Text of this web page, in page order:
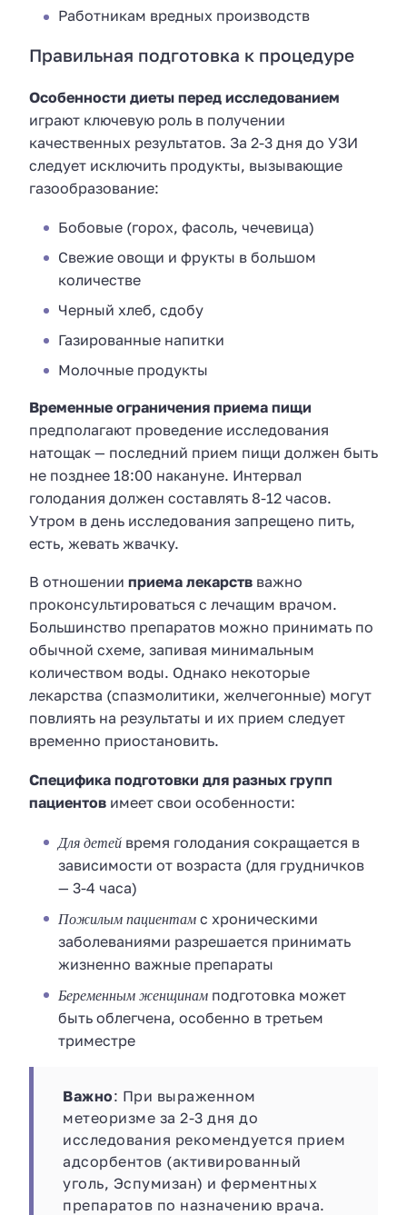
Работникам вредных производств
Правильная подготовка к процедуре
Особенности диеты перед исследованием
играют ключевую роль в получении
качественных результатов. За 2-3 дня до УЗИ
следует исключить продукты, вызывающие
газообразование:
Бобовые (горох, фасоль, чечевица)
Свежие овощи и фрукты в большом
количестве
Черный хлеб, сдобу
Газированные напитки
Молочные продукты
Временные ограничения приема пищи
предполагают проведение исследования
натощак — последний прием пищи должен быть
не позднее 18:00 накануне. Интервал
голодания должен составлять 8-12 часов.
Утром в день исследования запрещено пить,
есть, жевать жвачку.
В отношении приема лекарств важно
проконсультироваться с лечащим врачом.
Большинство препаратов можно принимать по
обычной схеме, запивая минимальным
количеством воды. Однако некоторые
лекарства (спазмолитики, желчегонные) могут
повлиять на результаты и их прием следует
временно приостановить.
Специфика подготовки для разных групп
пациентов имеет свои особенности:
Для детей время голодания сокращается в
зависимости от возраста (для грудничков
— 3-4 часа)
Пожилым пациентам с хроническими
заболеваниями разрешается принимать
жизненно важные препараты
Беременным женщинам подготовка может
быть облегчена, особенно в третьем
триместре
Важно: При выраженном
метеоризме за 2-3 дня до
исследования рекомендуется прием
адсорбентов (активированный
уголь, Эспумизан) и ферментных
препаратов по назначению врача.